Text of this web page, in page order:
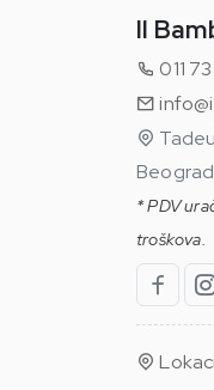
Il
011
Beograd
* PDV
troškova.